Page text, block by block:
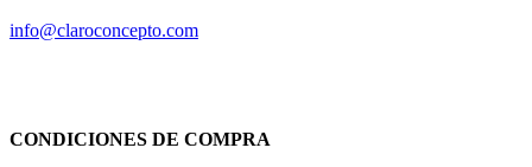
info@claroconcepto.com
CONDICIONES DE COMPRA